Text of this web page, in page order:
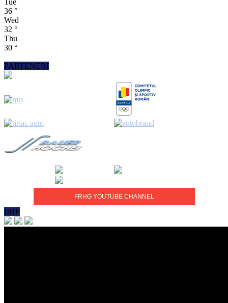
Tue
36 °
Wed
32 °
Thu
30 °
PARTENERI
FRHG YOUTUBE CHANNEL
IIHF